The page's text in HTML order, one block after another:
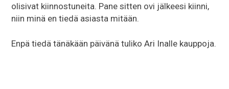
olisivat kiinnostuneita. Pane sitten ovi jälkeesi kiinni,
niin minä en tiedä asiasta mitään.
Enpä tiedä tänäkään päivänä tuliko Ari Inalle kauppoja.